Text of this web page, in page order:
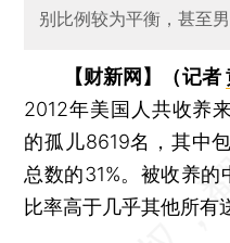
别比例较为平衡，甚至
【财新网】（记者
2012年美国人共收养
的孤儿8619名，其中
总数的31%。被收养的
比率高于几乎其他所有